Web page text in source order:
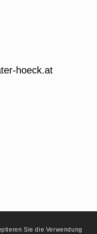
hoeck.at
Sie die Verwendung